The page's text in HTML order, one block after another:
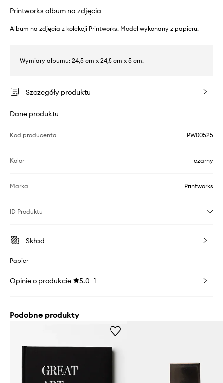
Printworks album na zdjęcia
Album na zdjęcia z kolekcji Printworks. Model wykonany z papieru.
- Wymiary albumu: 24,5 cm x 24,5 cm x 5 cm.
Szczegóły produktu
Dane produktu
Kod producenta PW00525
Kolor czarny
Marka Printworks
ID Produktu
Skład
Papier
Opinie o produkcie 5.0 1
Podobne produkty